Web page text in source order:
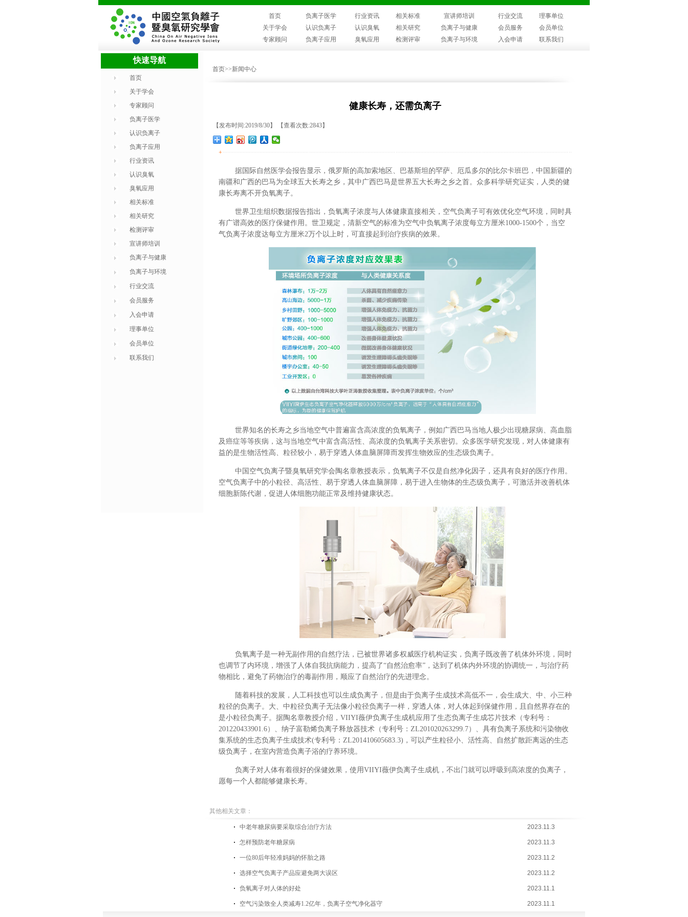
首页 负离子医学 行业资讯 相关标准 宣讲师培训 行业交流
理事单位
关于学会
认识负离子 认识臭氧 相关研究 负离子与健康 会员服务
会员单位
专家顾问
负离子应用 臭氧应用 检测评审 负离子与环境 入会申请 联系我们
快速导航
首页
关于学会
专家顾问
负离子医学
认识负离子
负离子应用
行业资讯
认识臭氧
臭氧应用
相关标准
相关研究
检测评审
宣讲师培训
负离子与健康
负离子与环境
行业交流
会员服务
入会申请
理事单位
会员单位
联系我们
首页>>新闻中心
健康长寿，还需负离子
【发布时间:2019/8/30】 【查看次数:2843】
+
据国际自然医学会报告显示，俄罗斯的高加索地区、巴基斯坦的罕萨、厄瓜多尔的比尔卡班巴，中国新疆的
南疆和广西的巴马为全球五大长寿之乡， 其中 广西巴马是世界五大长寿之乡之首。众多科学研究证实，人类的健
康长寿离不开负氧离子。
世界卫生组织数据报告指出，负氧离子浓度与人体健康直接相关，空气负离子可有效优化空气环境，同时具
有广谱高效的医疗保健作用。世卫规定，清新空气的标准为空气中负氧离子浓度每立方厘米1000-1500个，当空
气负离子浓度达每立方厘米2万个以上时，可直接起到治疗疾病的效果。
世界知名的长寿之乡当地空气中普遍富含高浓度的负氧离子，例如广西巴马当地人极少出现糖尿病、高血脂
及癌症等等疾病，这与当地空气中富含高活性、高浓度的负氧离子关系密切。众多医学研究发现，对人体健康有
益的是生物活性高、粒径较小，易于穿透人体血脑屏障而发挥生物效应的生态级负离子。
中国空气负离子暨臭氧研究学会陶名章教授表示，负氧离子不仅是自然净化因子，还具有良好的医疗作用。
空气负离子中的小粒径、高活性、易于穿透人体血脑屏障，易于进入生物体的生态级负离子，可激活并改善机体
细胞新陈代谢，促进人体细胞功能正常及维持健康状态。
负氧离子是一种无副作用的自然疗法，已被世界诸多权威医疗机构证实，负离子既改善了机体外环境，同时
也调节了内环境，增强了人体自我抗病能力，提高了“自然治愈率”，达到了机体内外环境的协调统一，与治疗药
物相比，避免了药物治疗的毒副作用，顺应了自然治疗的先进理念。
随着科技的发展，人工科技也可以生成负离子，但是由于负离子生成技术高低不一，会生成大、中、小三种
粒径的负离子。大、中粒径负离子无法像小粒径负离子一样，穿透人体，对人体起到保健作用 ，且自然界存在的
是小粒径负离子。据陶名章教授介绍，VIIYI薇伊负离子生成机应用了生态负离子生成芯片技术（专利号：
201220433901.6）、纳子富勒烯负离子释放器技术（专利号： ZL201020263299.7）、具有负离子系统和污染物收
集系统的生态负离子生成技术(专利号： ZL201410605683.3) ，可以产生粒径小、活性高、自然扩散距离远的生态
级负离子，在室内营造负离子浴的疗养环境。
负离子对人体有着很好的保健效果，使用VIIYI薇伊负离子生成机，不出门就可以呼吸到高浓度的负离子，
愿每一个人都能够健康长寿。
其他相关文章：
中老年糖尿病要采取综合治疗方法 2023.11.3
怎样预防老年糖尿病 2023.11.3
一位80后年轻准妈妈的怀胎之路 2023.11.2
选择空气负离子产品应避免两大误区 2023.11.2
负氧离子对人体的好处 2023.11.1
空气污染致全人类减寿1.2亿年，负离子空气净化器守 2023.11.1